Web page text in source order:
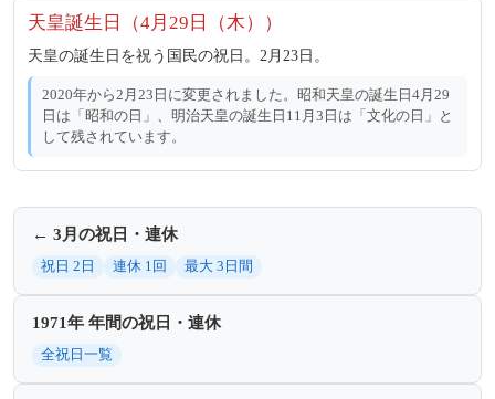
天皇誕生日（4月29日（木））
天皇の誕生日を祝う国民の祝日。2月23日。
2020年から2月23日に変更されました。昭和天皇の誕生日4月29
日は「昭和の日」、明治天皇の誕生日11月3日は「文化の日」と
して残されています。
← 3月の祝日・連休
祝日 2日 連休 1回 最大 3日間
1971年 年間の祝日・連休
全祝日一覧